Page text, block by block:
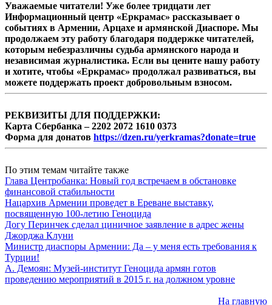
Уважаемые читатели! Уже более тридцати лет
Информационный центр «Еркрамас» рассказывает о
событиях в Армении, Арцахе и армянской Диаспоре. Мы
продолжаем эту работу благодаря поддержке читателей,
которым небезразличны судьба армянского народа и
независимая журналистика. Если вы цените нашу работу
и хотите, чтобы «Еркрамас» продолжал развиваться, вы
можете поддержать проект добровольным взносом.
РЕКВИЗИТЫ ДЛЯ ПОДДЕРЖКИ:
Карта Сбербанка – 2202 2072 1610 0373
Форма для донатов https://dzen.ru/yerkramas?donate=true
По этим темам читайте также
Глава Центробанка: Новый год встречаем в обстановке
финансовой стабильности
Нацархив Армении проведет в Ереване выставку,
посвященную 100-летию Геноцида
Догу Перинчек сделал циничное заявление в адрес жены
Джорджа Клуни
Министр диаспоры Армении: Да – у меня есть требования к
Турции!
А. Демоян: Музей-институт Геноцида армян готов
проведению мероприятий в 2015 г. на должном уровне
На главную